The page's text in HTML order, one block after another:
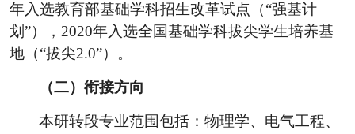
年入选教育部基础学科招生改革试点（“强基计
划”）， 2020年入选全国基础学科拔尖学生培养基
地（“拔尖2.0”）。
（二）衔接方向
本研转段专业范围包括： 物理学、电气工程、